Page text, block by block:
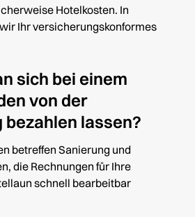
Hotelkosten. In
Ihr versicherungskonformes
sich bei einem
von der
lassen?
betreffen Sanierung und
die Rechnungen für Ihre
schnell bearbeitbar